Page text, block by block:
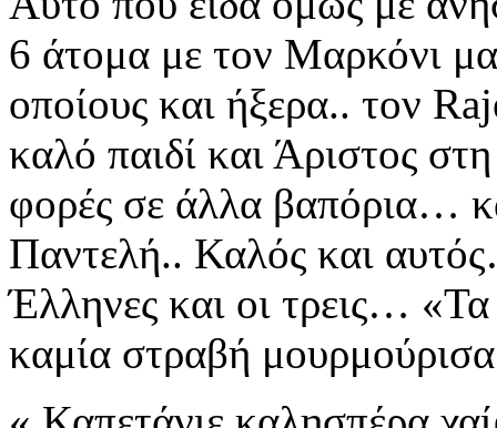
6 άτομα με τον Μαρκόνι
οποίους και ήξερα.. τον
καλό παιδί και Άριστος
φορές σε άλλα βαπόρια…
Παντελή.. Καλός και
Έλληνες και οι τρεις…
καμία στραβή